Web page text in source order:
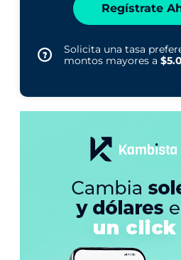
Regístrate
Solicita una tasa
montos mayores a